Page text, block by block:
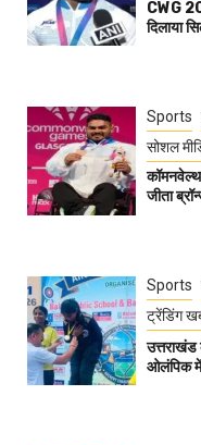
CWG
दिलाया
Sports
सोशल
जीता
Sports
ट्रेंडिंग
उत्तराखंड
ओलंपिक में